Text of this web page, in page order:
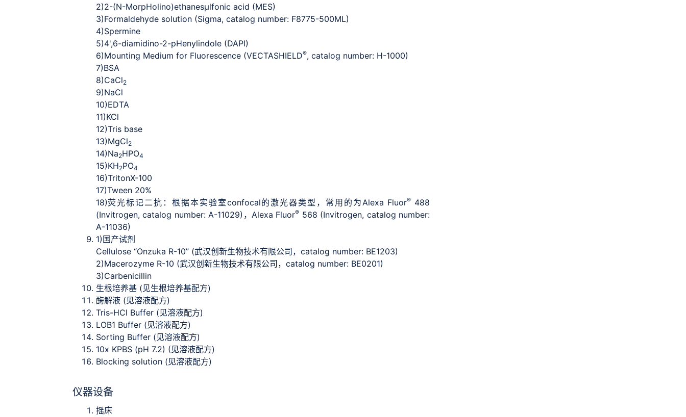
2)2-(N-MorpHolino)ethanesμlfonic acid (MES)
3)Formaldehyde solution (Sigma, catalog number: F8775-500ML)
4)Spermine
5)4',6-diamidino-2-pHenylindole (DAPI)
6)Mounting Medium for Fluorescence (VECTASHIELD®, catalog number: H-1000)
7)BSA
8)CaCl2
9)NaCl
10)EDTA
11)KCl
12)Tris base
13)MgCl2
14)Na2HPO4
15)KH2PO4
16)TritonX-100
17)Tween 20%
18)荧光标记二抗：根据本实验室confocal的激光器类型，常用的为Alexa Fluor® 488
(Invitrogen, catalog number: A-11029)，Alexa Fluor® 568 (Invitrogen, catalog number:
A-11036)
国产试剂
1)
Cellulose “Onzuka R-10” (武汉创新生物技术有限公司，catalog number: BE1203)
2)Macerozyme R-10 (武汉创新生物技术有限公司，catalog number: BE0201)
3)Carbenicillin
生根培养基 (见生根培养基配方)
酶解液 (见溶液配方)
Tris-HCl Buffer (见溶液配方)
LOB1 Buffer (见溶液配方)
Sorting Buffer (见溶液配方)
10x KPBS (pH 7.2) (见溶液配方)
Blocking solution (见溶液配方)
仪器设备
摇床